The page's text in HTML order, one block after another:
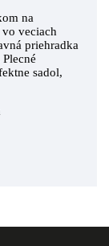
na
veciach
priehradka
sadol,